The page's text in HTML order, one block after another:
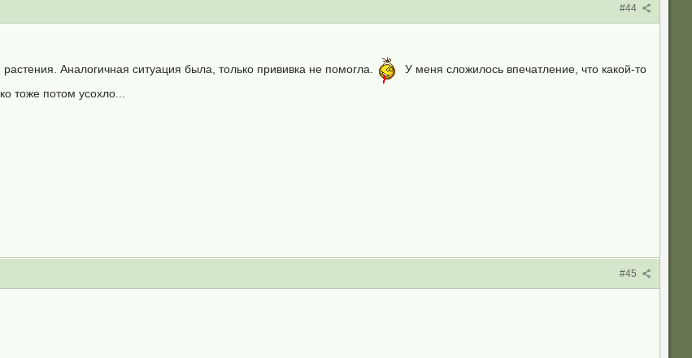
#44
Аналогичная ситуация была, только прививка не помогла.
У меня сложилось впечатление, что какой-то
тоже потом усохло...
#45